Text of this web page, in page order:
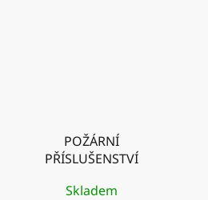
POŽÁRNÍ
PŘÍSLUŠENSTVÍ
Skladem